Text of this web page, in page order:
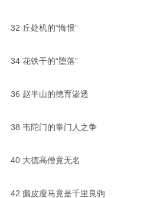
32 丘处机的“悔恨”
34 花铁干的“堕落”
36 赵半山的德育渗透
38 韦陀门的掌门人之争
40 大德高僧竟无名
42 癞皮瘦马竟是千里良驹